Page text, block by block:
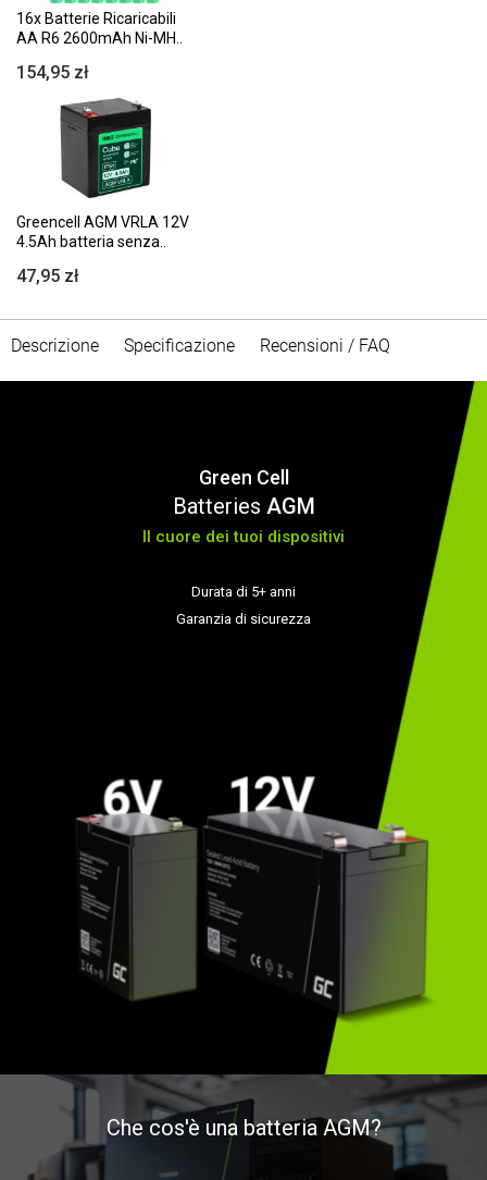
16x Batterie Ricaricabili
AA R6 2600mAh Ni-MH..
154,95 zł
Greencell AGM VRLA 12V
4.5Ah batteria senza..
47,95 zł
Descrizione Specificazione Recensioni / FAQ
Green Cell
Batteries AGM
Il cuore dei tuoi dispositivi
Durata di 5+ anni
Garanzia di sicurezza
Che cos'è una batteria AGM?